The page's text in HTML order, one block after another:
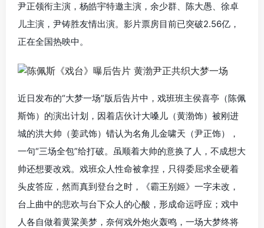
尹正领衔主演，杨皓宇特邀主演，余少群、陈大愚、徐卓
儿主演，尹铸胜友情出演。影片票房目前已突破2.56亿，
正在全国热映中。
近日发布的“大梦一场”版后告片中，戏班班主侯喜亭（陈佩
斯饰）的演出计划，因着店伙计大嗓儿（黄渤饰）被刚进
城的洪大帅（姜武饰）错认为名角儿金啸天（尹正饰），
一句“三场全包”给打破。虽顺着大帅的意换了人，不成想大
帅还想要改戏。戏班众人性命被拿捏，只得委屈求全硬着
头皮答应，然而真到登台之时，《霸王别姬》一字未改，
台上曲中的悲欢与台下众人的心酸，形成命运呼应；戏中
人各自做着黄粱美梦，奈何戏外炮火轰鸣，一场大梦终将